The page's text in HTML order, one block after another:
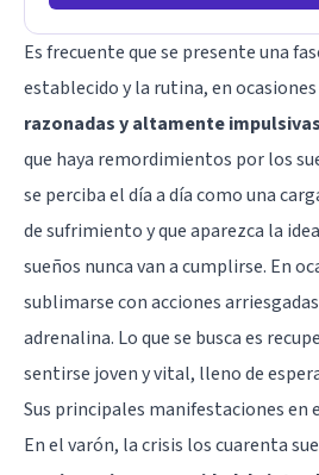
Es frecuente que se presente una
establecido y la rutina, en
razonadas y altamente impulsivas
que haya remordimientos por los
se perciba el día a día como una
de sufrimiento y que aparezca la
sueños nunca van a cumplirse. En
sublimarse con acciones
adrenalina. Lo que se busca es
sentirse joven y vital, lleno de
Sus principales manifestaciones en
En el varón, la crisis los cuarenta